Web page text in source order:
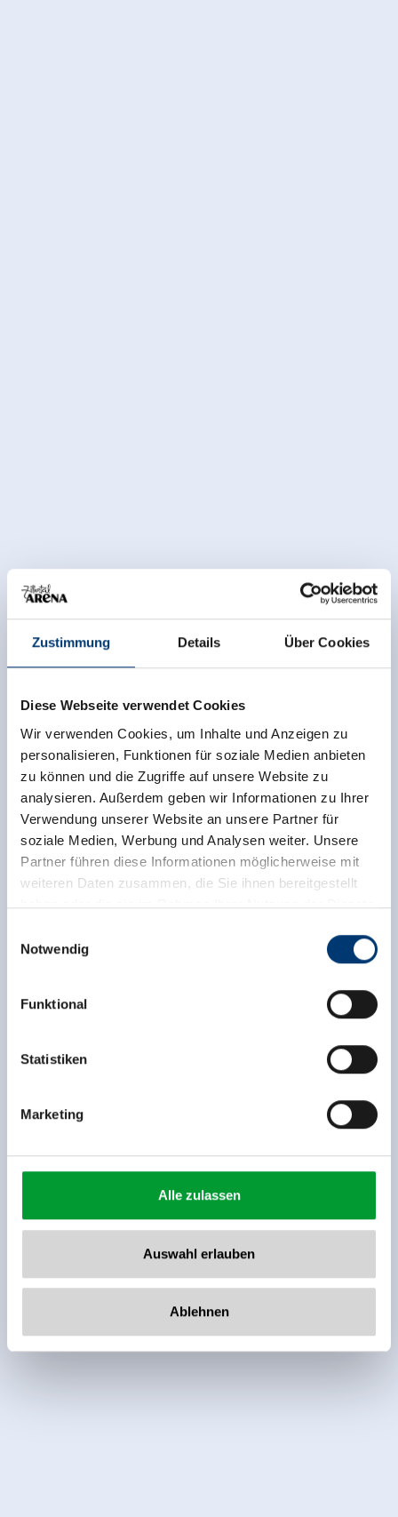
Zustimmung Details Über Cookies
Diese Webseite verwendet Cookies
Wir verwenden Cookies, um Inhalte und Anzeigen zu
personalisieren, Funktionen für soziale Medien anbieten
zu können und die Zugriffe auf unsere Website zu
analysieren. Außerdem geben wir Informationen zu Ihrer
Verwendung unserer Website an unsere Partner für
soziale Medien, Werbung und Analysen weiter. Unsere
Partner führen diese Informationen möglicherweise mit
weiteren Daten zusammen, die Sie ihnen bereitgestellt
haben oder die sie im Rahmen Ihrer Nutzung der Dienste
Rohr 23// A-6280 Zell am Ziller
www.zillertalarena.com
Notwendig
Funktional
Statistiken
Marketing
Alle zulassen
Auswahl erlauben
Ablehnen